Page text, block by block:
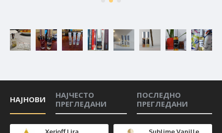
НАЈНОВИ
НАЈЧЕСТО
ПРЕГЛЕДАНИ
ПОСЛЕДНО
ПРЕГЛЕДАНИ
Xerjoff Lira Sublime Vanille